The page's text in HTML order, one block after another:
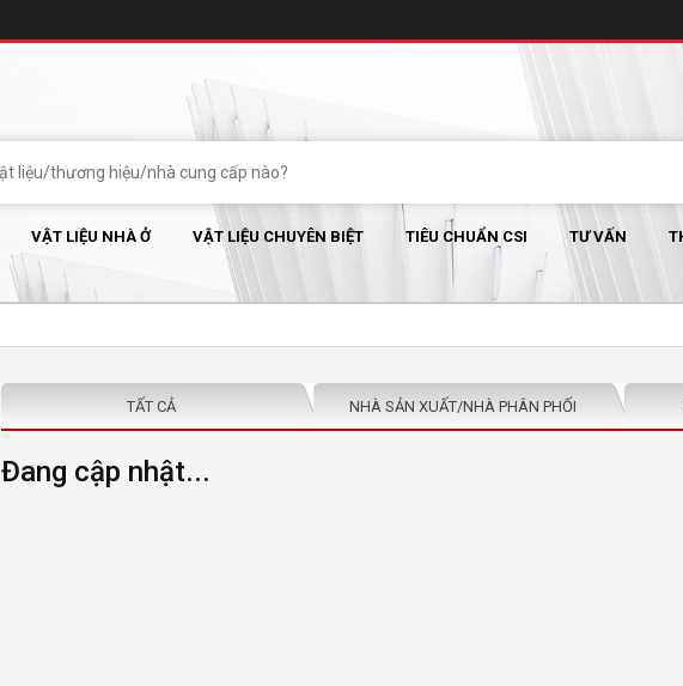
VẬT LIỆU NHÀ Ở VẬT LIỆU CHUYÊN BIỆT TIÊU CHUẨN CSI TƯ VẤN
TẤT CẢ NHÀ SẢN XUẤT/NHÀ PHÂN PHỐI
Đang cập nhật...